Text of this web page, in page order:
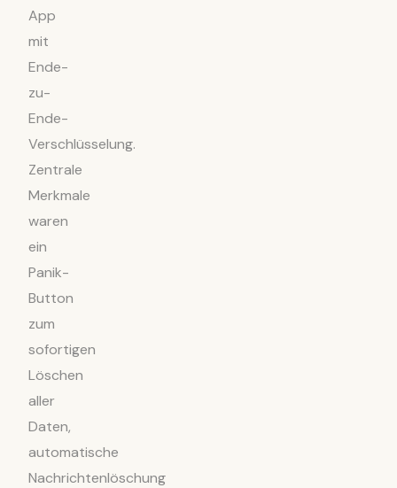
App
mit
Ende-
zu-
Ende-
Verschlüsselung.
Zentrale
Merkmale
waren
ein
Panik-
Button
zum
sofortigen
Löschen
aller
Daten,
automatische
Nachrichtenlöschung